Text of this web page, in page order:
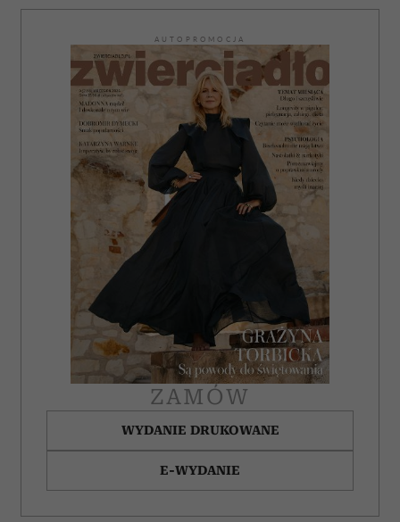
AUTOPROMOCJA
ZAMÓW
WYDANIE DRUKOWANE
E-WYDANIE